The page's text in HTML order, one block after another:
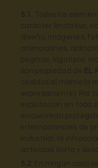
5.1. Todos los
carácter limitativo,
diseño, imágenes,
animaciones,
paginas, logotipos,
son propiedad de EL
cedidos al mismo (a
expresamente). Por
explotación en toda
encuentran
internacionales de
industrial, la
actividad ilícita y
5.2. En ningún caso